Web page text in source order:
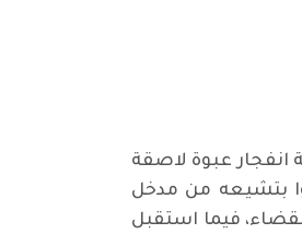
انفجار عبوة لاصقة
بتشيعه من مدخل
فيما استقبل